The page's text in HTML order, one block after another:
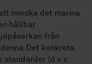
minska det marina
hållbar
från
konkreta
(d.v.s.